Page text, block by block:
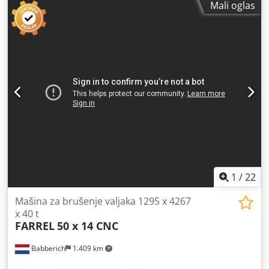
sirovce za limenke, jer mašina obavlja ceo proces. Mašina
je opremljena automatskim ciklusom dresiranja brusnog
točka, uključujući automatsku kompenzaciju prečnika točka
Mali oglas
1 /22
Babberich 1.409 km
Mašina za brušenje valjaka 1295 x 4267
x 40 t
FARREL50 x 14 CNC